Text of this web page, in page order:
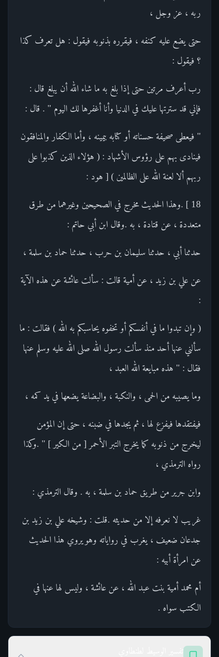
ربه ، عز وجل ،
حتى يضع عليه كنفه ، فيقرره بذنوبه فيقول : هل تعرف كذا
؟ فيقول :
رب أعرف مرتين حتى إذا بلغ به ما شاء الله أن يبلغ قال :
فإني قد سترتها عليك في الدنيا وأنا أغفرها لك اليوم " . قال :
" فيعطى صحيفة حسناته أو كتابه بيمينه ، وأما الكفار والمنافقون
فينادى بهم على رؤوس الأشهاد : ( هؤلاء الذين كذبوا على
ربهم ألا لعنة الله على الظالمين ) [ هود :
18 ] .وهذا الحديث مخرج في الصحيحين وغيرهما من طرق
متعددة ، عن قتادة ، به .وقال ابن أبي حاتم :
حدثنا أبي ، حدثنا سليمان بن حرب ، حدثنا حماد بن سلمة ،
عن علي بن زيد ، عن أمية قالت : سألت عائشة عن هذه الآية
:
( وإن تبدوا ما في أنفسكم أو تخفوه يحاسبكم به الله ) فقالت : ما
سألني عنها أحد منذ سألت رسول الله صلى الله عليه وسلم عنها
فقال : " هذه مبايعة الله العبد ،
وما يصيبه من الحمى ، والنكبة ، والبضاعة يضعها في يد كمه ،
فيفتقدها فيفزع لها ، ثم يجدها في ضبنه ، حتى إن المؤمن
ليخرج من ذنوبه كما يخرج التبر الأحمر [ من الكير ] " .وكذا
رواه الترمذي ،
وابن جرير من طريق حماد بن سلمة ، به . وقال الترمذي :
غريب لا نعرفه إلا من حديثه .قلت : وشيخه علي بن زيد بن
جدعان ضعيف ، يغرب في رواياته وهو يروي هذا الحديث
عن امرأة أبيه :
أم محمد أمية بنت عبد الله ، عن عائشة ، وليس لها عنها في
الكتب سواه .